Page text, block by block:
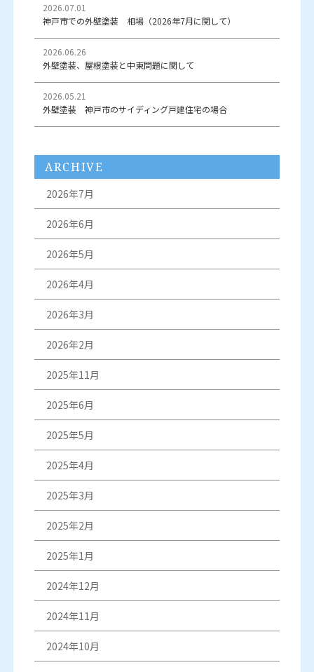
2026.07.01
神戸市での外壁塗装 相場（2026年7月に関して）
2026.06.26
外壁塗装、屋根塗装と中東問題に関して
2026.05.21
外壁塗装 神戸市のサイディング戸建住宅の場合
ARCHIVE
2026年7月
2026年6月
2026年5月
2026年4月
2026年3月
2026年2月
2025年11月
2025年6月
2025年5月
2025年4月
2025年3月
2025年2月
2025年1月
2024年12月
2024年11月
2024年10月